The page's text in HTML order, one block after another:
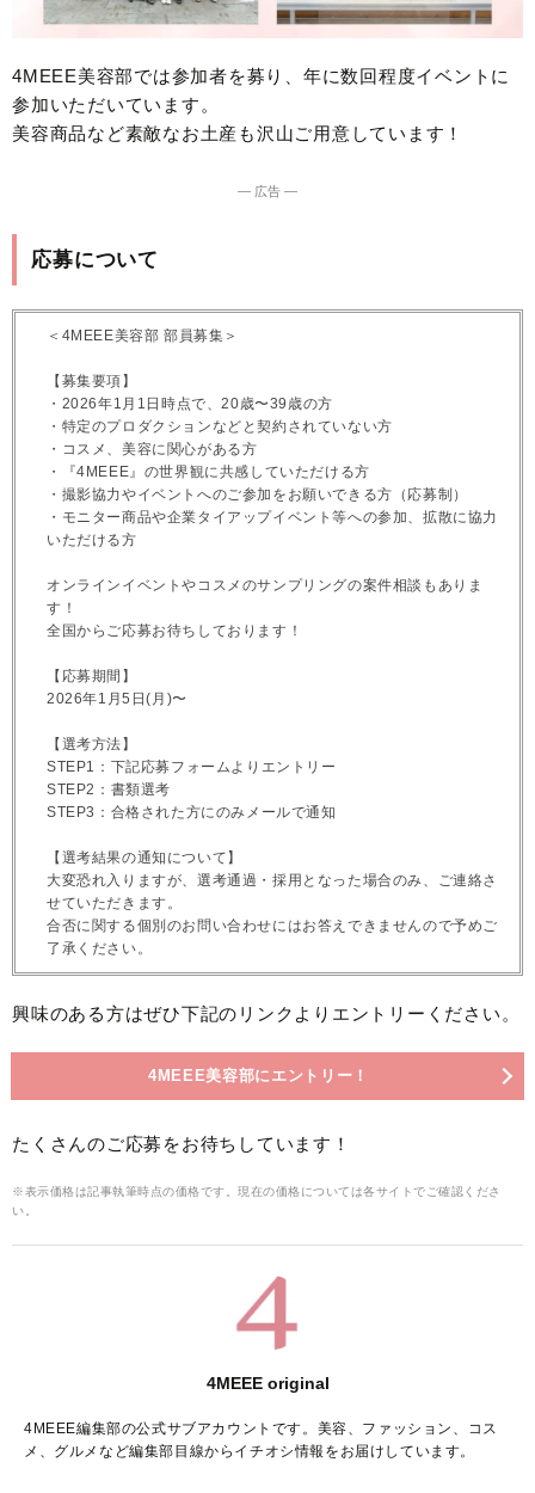
4MEEE美容部では参加者を募り、年に数回程度イベントに
参加いただいています。
美容商品など素敵なお土産も沢山ご用意しています！
― 広告 ―
応募について
＜4MEEE美容部 部員募集＞
【募集要項】
・2026年1月1日時点で、20歳〜39歳の方
・特定のプロダクションなどと契約されていない方
・コスメ、美容に関心がある方
・『4MEEE』の世界観に共感していただける方
・撮影協力やイベントへのご参加をお願いできる方（応募制）
・モニター商品や企業タイアップイベント等への参加、拡散に協力
いただける方
オンラインイベントやコスメのサンプリングの案件相談もありま
す！
全国からご応募お待ちしております！
【応募期間】
2026年1月5日(月)〜
【選考方法】
STEP1：下記応募フォームよりエントリー
STEP2：書類選考
STEP3：合格された方にのみメールで通知
【選考結果の通知について】
大変恐れ入りますが、選考通過・採用となった場合のみ、ご連絡さ
せていただきます。
合否に関する個別のお問い合わせにはお答えできませんので予めご
了承ください。
興味のある方はぜひ下記のリンクよりエントリーください。
4MEEE美容部にエントリー！
たくさんのご応募をお待ちしています！
※表示価格は記事執筆時点の価格です。現在の価格については各サイトでご確認くださ
い。
4MEEE original
4MEEE編集部の公式サブアカウントです。美容、ファッション、コス
メ、グルメなど編集部目線からイチオシ情報をお届けしています。